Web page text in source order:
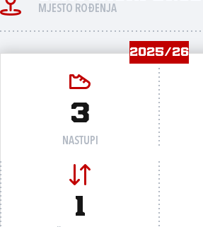
MJESTO ROĐENJA
2025/26
3
NASTUPI
1